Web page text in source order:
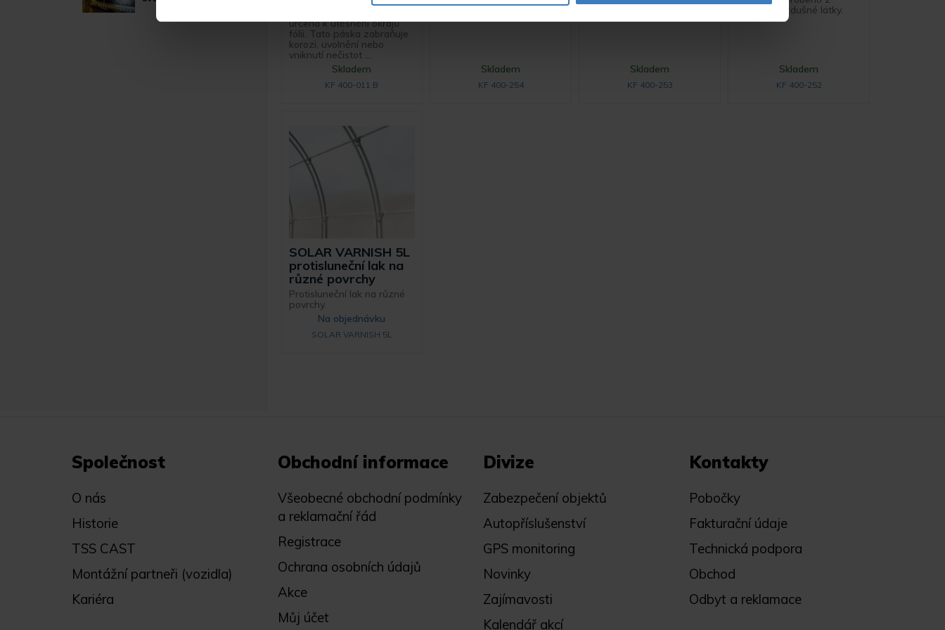
určená k utěsnění okrajů
fólii. Tato páska zabraňuje
korozi, uvolnění nebo
vniknutí nečistot ...
Skladem
KF 400-011 B
elastické, vzdušné látky.
Skladem
KF 400-254
Skladem
KF 400-253
elastické, vzdušné látky.
Skladem
KF 400-252
SOLAR VARNISH 5L
protisluneční lak na
různé povrchy
Protisluneční lak na různé
povrchy.
Na objednávku
SOLAR VARNISH 5L
Společnost
O nás
Historie
TSS CAST
Montážní partneři (vozidla)
Kariéra
Obchodní informace
Všeobecné obchodní podmínky
a reklamační řád
Registrace
Ochrana osobních údajů
Akce
Můj účet
Divize
Zabezpečení objektů
Autopříslušenství
GPS monitoring
Novinky
Zajímavosti
Kalendář akcí
Kontakty
Pobočky
Fakturační údaje
Technická podpora
Obchod
Odbyt a reklamace